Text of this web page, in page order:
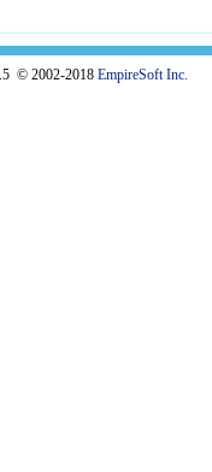
© 2002-2018 EmpireSoft Inc.